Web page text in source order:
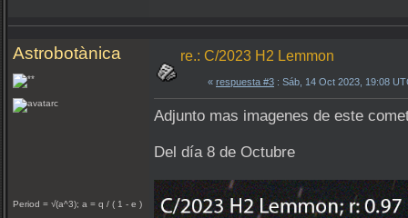
Astrobotànica
Period = √(a^3); a = q / ( 1 - e )
re.: C/2023 H2 Lemmon
« respuesta #3 : Sáb, 14 Oct 2023, 19:08
Adjunto mas imagenes de este
Del día 8 de Octubre